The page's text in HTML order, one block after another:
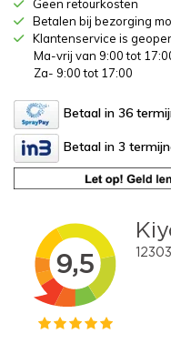
Geen retourkosten
Betalen bij bezorging
Klantenservice is
Ma-vrij van 9:00 tot
Za- 9:00 tot 17:00
Betaal in 36
Betaal in 3